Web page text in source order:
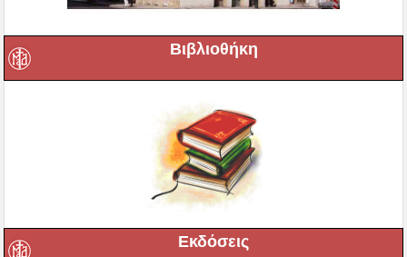
Βιβλιοθήκη
Εκδόσεις